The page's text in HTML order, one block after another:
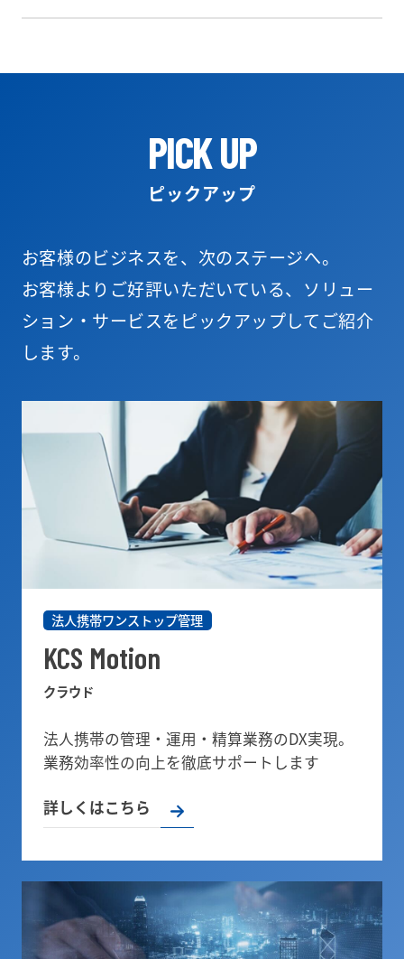
PICK UP
ピックアップ
お客様のビジネスを、次のステージへ。
お客様よりご好評いただいている、ソリュー
ション・サービスをピックアップしてご紹介
します。
法人携帯ワンストップ管理
KCS Motion
クラウド
法人携帯の管理・運用・精算業務のDX実現。
業務効率性の向上を徹底サポートします
詳しくはこちら